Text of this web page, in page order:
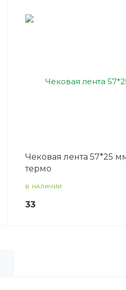
Чековая лента 57*25
термо
В НАЛИЧИИ
33